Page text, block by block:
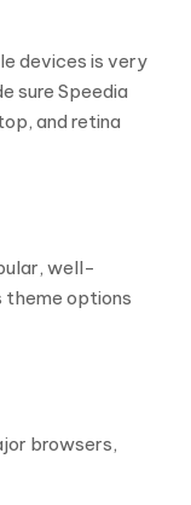
devices is very
sure Speedia
and retina
well-
options
browsers,